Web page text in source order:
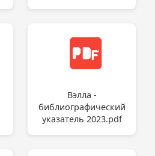
Вэлла -
библиографический
указатель 2023.pdf